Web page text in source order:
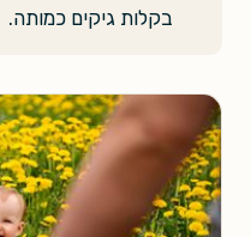
בקלות גיקים כמותה.